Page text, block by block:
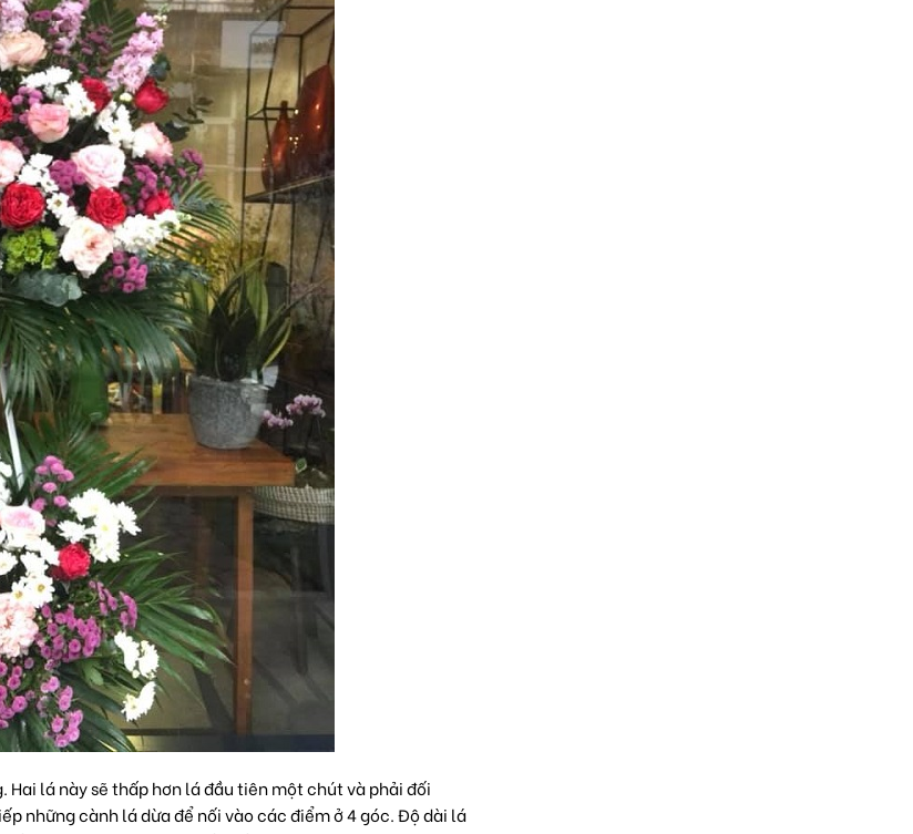
Hai lá này sẽ thấp hơn lá đầu tiên một chút và phải đối
những cành lá dừa để nối vào các điểm ở 4 góc. Độ dài lá